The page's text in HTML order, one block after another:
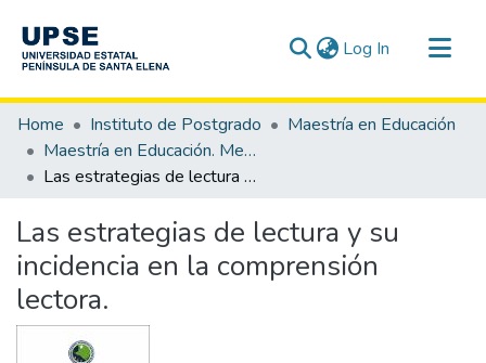
Log In (current)
Communities & Collections
All of DSpace
Statistics
Home Instituto de Postgrado
Maestría en Educación
Maestría en Educación. Mención Tecnología e Innovación Educativa
Las estrategias de lectura y su incidencia en la comprensión lectora.
Las estrategias de lectura y su
incidencia en la comprensión
lectora.